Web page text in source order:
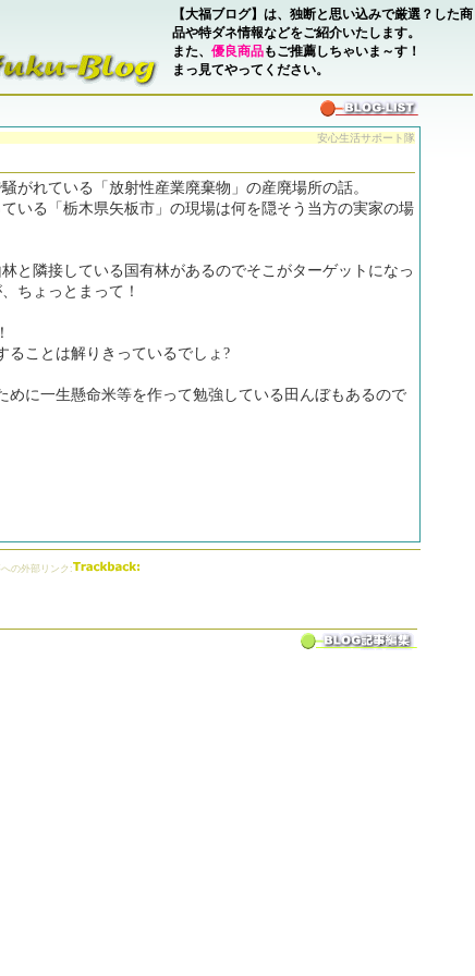
【大福ブログ】は、独断と思い込みで厳選？した商
品や特ダネ情報などをご紹介いたします。
また、 優良商品もご推薦しちゃいま～す！
まっ見てやってください。
安心生活サポート隊
がれている「放射性産業廃棄物」の産廃場所の話。
いる「栃木県矢板市」の現場は何を隠そう当方の実家の場
と隣接している国有林があるのでそこがターゲットになっ
ちょっとまって！
ることは解りきっているでしょ?
に一生懸命米等を作って勉強している田んぼもあるので
の外部リンク: